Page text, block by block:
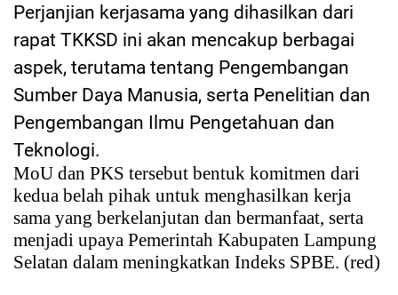
Perjanjian kerjasama yang dihasilkan dari
rapat TKKSD ini akan mencakup berbagai
aspek, terutama tentang Pengembangan
Sumber Daya Manusia, serta Penelitian dan
Pengembangan Ilmu Pengetahuan dan
Teknologi.
MoU dan PKS tersebut bentuk komitmen dari
kedua belah pihak untuk menghasilkan kerja
sama yang berkelanjutan dan bermanfaat, serta
menjadi upaya Pemerintah Kabupaten Lampung
Selatan dalam meningkatkan Indeks SPBE. (red)